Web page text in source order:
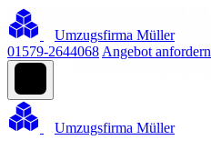
Umzugsfirma Müller
01579-2644068 Angebot anfordern
Umzugsfirma Müller